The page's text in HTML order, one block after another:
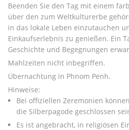
Beenden Sie den Tag mit einem
über den zum Weltkulturerbe
in das lokale Leben einzutauchen
Einkaufserlebnis zu genießen. Ein
Geschichte und Begegnungen
Mahlzeiten nicht inbegriffen.
Übernachtung in Phnom Penh.
Hinweise:
Bei offiziellen Zeremonien
die Silberpagode geschlossen
Es ist angebracht, in religiösen